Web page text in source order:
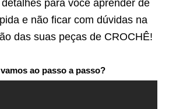
para você aprender de
e não ficar com dúvidas na
das suas peças de CROCHÊ!
ao passo a passo?